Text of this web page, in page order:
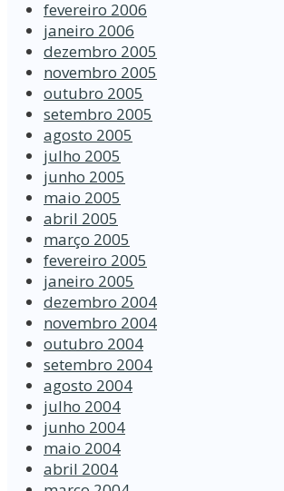
fevereiro 2006
janeiro 2006
dezembro 2005
novembro 2005
outubro 2005
setembro 2005
agosto 2005
julho 2005
junho 2005
maio 2005
abril 2005
março 2005
fevereiro 2005
janeiro 2005
dezembro 2004
novembro 2004
outubro 2004
setembro 2004
agosto 2004
julho 2004
junho 2004
maio 2004
abril 2004